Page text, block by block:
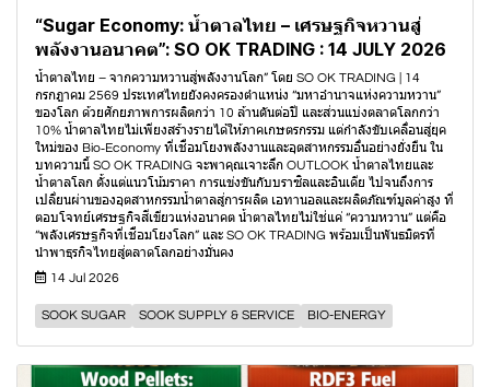
“Sugar Economy: น้ำตาลไทย – เศรษฐกิจหวานสู่
พลังงานอนาคต”: SO OK TRADING : 14 JULY 2026
น้ำตาลไทย – จากความหวานสู่พลังงานโลก” โดย SO OK TRADING | 14
กรกฎาคม 2569 ประเทศไทยยังคงครองตำแหน่ง “มหาอำนาจแห่งความหวาน”
ของโลก ด้วยศักยภาพการผลิตกว่า 10 ล้านตันต่อปี และส่วนแบ่งตลาดโลกกว่า
10% น้ำตาลไทยไม่เพียงสร้างรายได้ให้ภาคเกษตรกรรม แต่กำลังขับเคลื่อนสู่ยุค
ใหม่ของ Bio‑Economy ที่เชื่อมโยงพลังงานและอุตสาหกรรมอื่นอย่างยั่งยืน ใน
บทความนี้ SO OK TRADING จะพาคุณเจาะลึก OUTLOOK น้ำตาลไทยและ
น้ำตาลโลก ตั้งแต่แนวโน้มราคา การแข่งขันกับบราซิลและอินเดีย ไปจนถึงการ
เปลี่ยนผ่านของอุตสาหกรรมน้ำตาลสู่การผลิต เอทานอลและผลิตภัณฑ์มูลค่าสูง ที่
ตอบโจทย์เศรษฐกิจสีเขียวแห่งอนาคต น้ำตาลไทยไม่ใช่แค่ “ความหวาน” แต่คือ
“พลังเศรษฐกิจที่เชื่อมโยงโลก” และ SO OK TRADING พร้อมเป็นพันธมิตรที่
นำพาธุรกิจไทยสู่ตลาดโลกอย่างมั่นคง
14 Jul 2026
SOOK SUGAR SOOK SUPPLY & SERVICE BIO-ENERGY